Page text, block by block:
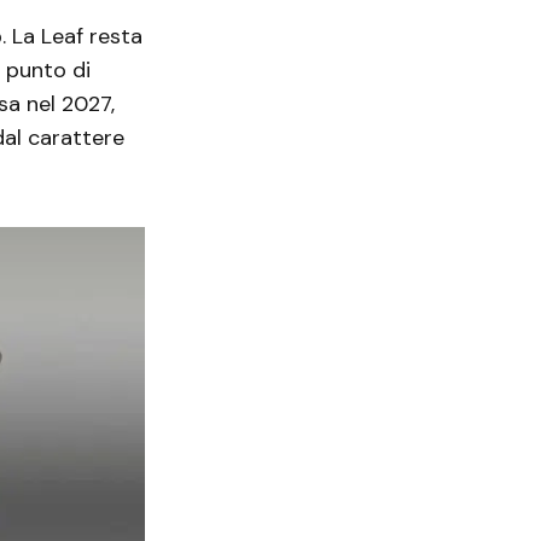
La Leaf resta
punto di
nel 2027,
carattere